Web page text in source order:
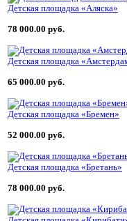
Детская площадка «Аляска»
78 000.00 руб.
Детская площадка
65 000.00 руб.
Детская площадка «Бремен»
52 000.00 руб.
Детская площадка «Бретань»
78 000.00 руб.